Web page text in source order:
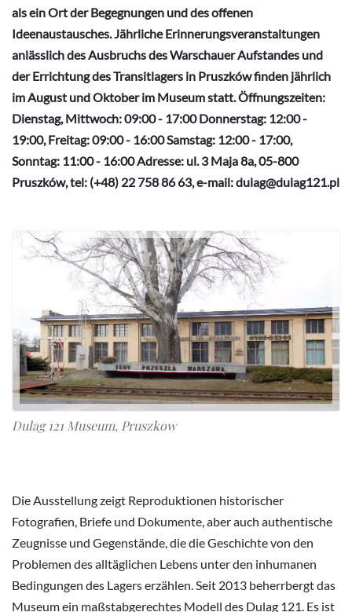
als ein Ort der Begegnungen und des offenen
Ideenaustausches. Jährliche Erinnerungsveranstaltungen
anlässlich des Ausbruchs des Warschauer Aufstandes und
der Errichtung des Transitlagers in Pruszków finden jährlich
im August und Oktober im Museum statt. Öffnungszeiten:
Dienstag, Mittwoch: 09:00 - 17:00 Donnerstag: 12:00 -
19:00, Freitag: 09:00 - 16:00 Samstag: 12:00 - 17:00,
Sonntag: 11:00 - 16:00 Adresse: ul. 3 Maja 8a, 05-800
Pruszków, tel: (+48) 22 758 86 63, e-mail: dulag@dulag121.pl
Dulag 121 Museum, Pruszkow
Die Ausstellung zeigt Reproduktionen historischer
Fotografien, Briefe und Dokumente, aber auch authentische
Zeugnisse und Gegenstände, die die Geschichte von den
Problemen des alltäglichen Lebens unter den inhumanen
Bedingungen des Lagers erzählen. Seit 2013 beherrbergt das
Museum ein maßstabgerechtes Modell des Dulag 121. Es ist